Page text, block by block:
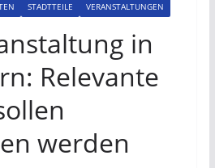
STADTTEILE VERANSTALTUNGEN
in
Relevante
werden